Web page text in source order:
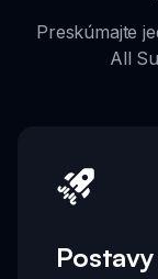
Preskúmajte
All